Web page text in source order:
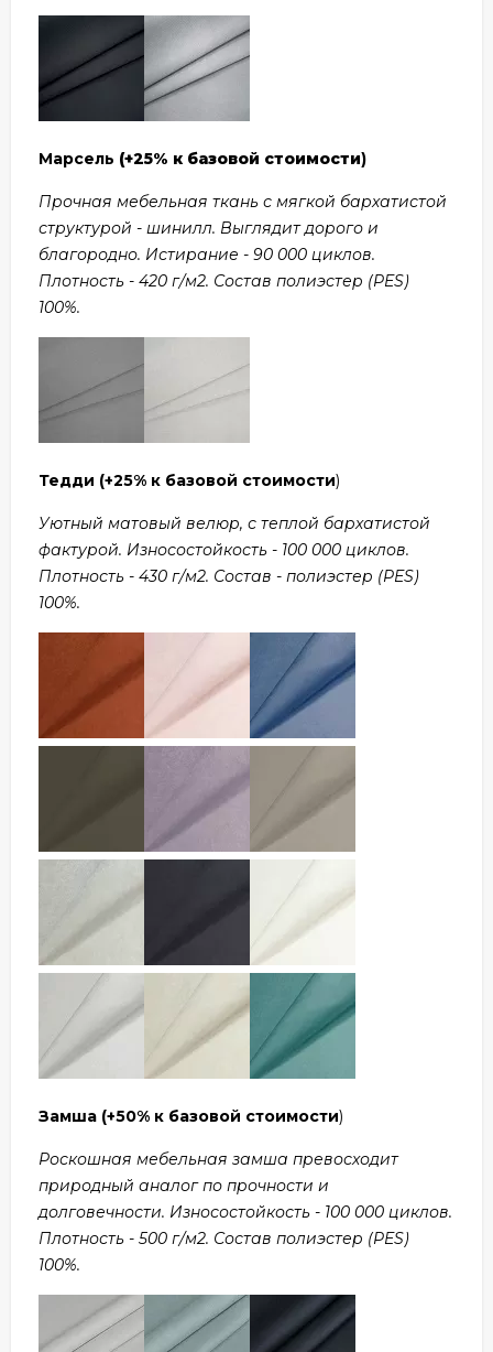
Марсель (+25% к базовой стоимости)
Прочная мебельная ткань с мягкой бархатистой
структурой - шинилл. Выглядит дорого и
благородно. Истирание - 90 000 циклов.
Плотность - 420 г/м2. Состав полиэстер (PES)
100%.
Тедди (+25% к базовой стоимости)
Уютный матовый велюр, с теплой бархатистой
фактурой. Износостойкость - 100 000 циклов.
Плотность - 430 г/м2. Состав - полиэстер (PES)
100%.
Замша (+50% к базовой стоимости)
Роскошная мебельная замша превосходит
природный аналог по прочности и
долговечности. Износостойкость - 100 000 циклов.
Плотность - 500 г/м2. Состав полиэстер (PES)
100%.